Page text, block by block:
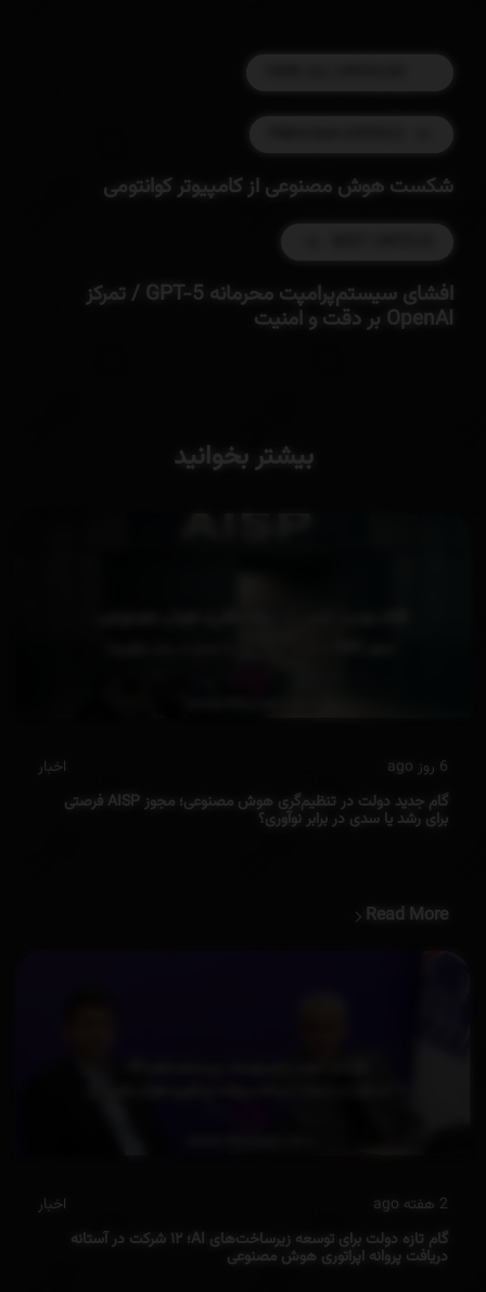
شکست هوش مصنوعی از کامپیوتر کوانتومی
افشای سیستم‌پرامپت محرمانه GPT-5 / تمرکز
OpenAI بر دقت و امنیت
بیشتر بخوانید
6 روز ago
اخبار
گام جدید دولت در تنظیم‌گری هوش مصنوعی؛ مجوز AISP فرصتی
برای رشد یا سدی در برابر نوآوری؟
Read More
2 هفته ago
اخبار
گام تازه دولت برای توسعه زیرساخت‌های AI؛ ۱۲ شرکت در آستانه
دریافت پروانه‌ اپراتوری هوش مصنوعی